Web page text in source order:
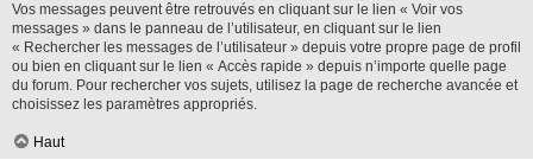
Vos messages peuvent être retrouvés en cliquant sur le lien « Voir vos
messages » dans le panneau de l’utilisateur, en cliquant sur le lien
« Rechercher les messages de l’utilisateur » depuis votre propre page de profil
ou bien en cliquant sur le lien « Accès rapide » depuis n’importe quelle page
du forum. Pour rechercher vos sujets, utilisez la page de recherche avancée et
choisissez les paramètres appropriés.
Haut